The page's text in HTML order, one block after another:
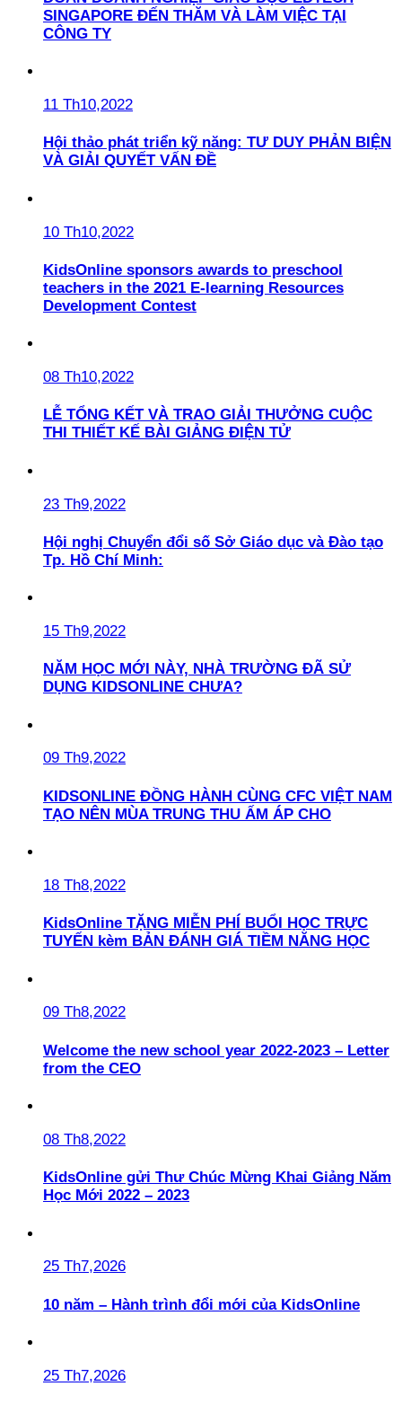
SINGAPORE ĐẾN THĂM VÀ LÀM VIỆC TẠI
CÔNG TY
11 Th10,2022
Hội thảo phát triển kỹ năng: TƯ DUY PHẢN BIỆN
VÀ GIẢI QUYẾT VẤN ĐỀ
10 Th10,2022
KidsOnline sponsors awards to preschool
teachers in the 2021 E-learning Resources
Development Contest
08 Th10,2022
LỄ TỔNG KẾT VÀ TRAO GIẢI THƯỞNG CUỘC
THI THIẾT KẾ BÀI GIẢNG ĐIỆN TỬ
23 Th9,2022
Hội nghị Chuyển đổi số Sở Giáo dục và Đào tạo
Tp. Hồ Chí Minh:
15 Th9,2022
NĂM HỌC MỚI NÀY, NHÀ TRƯỜNG ĐÃ SỬ
DỤNG KIDSONLINE CHƯA?
09 Th9,2022
KIDSONLINE ĐỒNG HÀNH CÙNG CFC VIỆT NAM
TẠO NÊN MÙA TRUNG THU ẤM ÁP CHO
18 Th8,2022
KidsOnline TẶNG MIỄN PHÍ BUỔI HỌC TRỰC
TUYẾN kèm BẢN ĐÁNH GIÁ TIỀM NĂNG HỌC
09 Th8,2022
Welcome the new school year 2022-2023 – Letter
from the CEO
08 Th8,2022
KidsOnline gửi Thư Chúc Mừng Khai Giảng Năm
Học Mới 2022 – 2023
25 Th7,2026
10 năm – Hành trình đổi mới của KidsOnline
25 Th7,2026